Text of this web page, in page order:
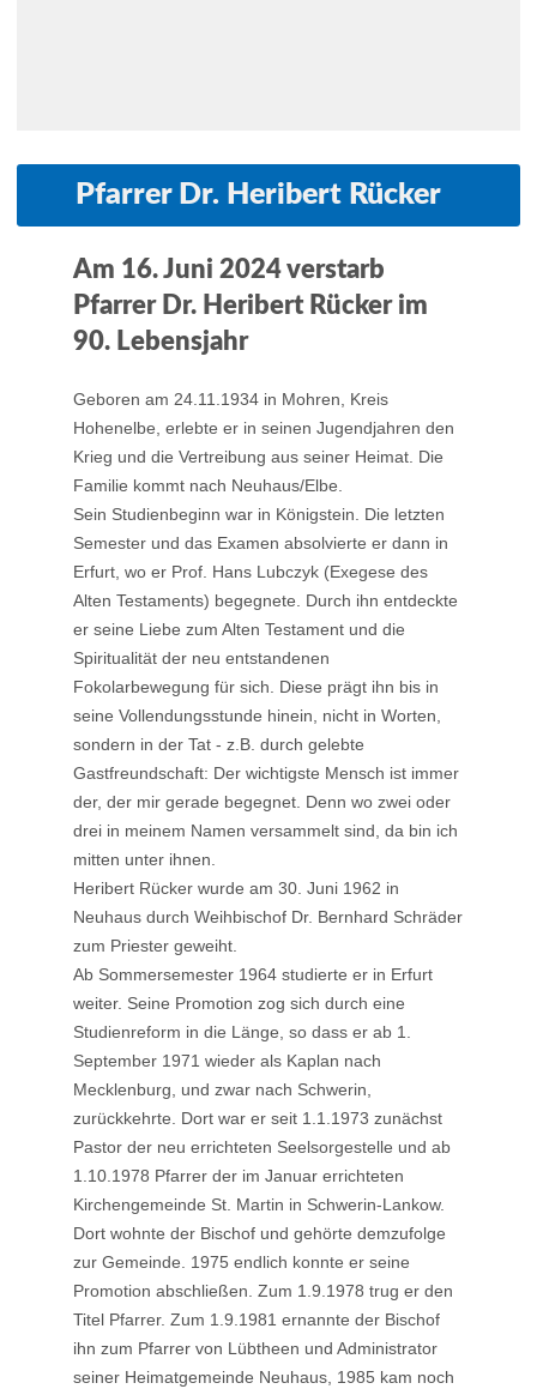
Pfarrer Dr. Heribert Rücker
Am 16. Juni 2024 verstarb
Pfarrer Dr. Heribert Rücker im
90. Lebensjahr
Geboren am 24.11.1934 in Mohren, Kreis
Hohenelbe, erlebte er in seinen Jugendjahren den
Krieg und die Vertreibung aus seiner Heimat. Die
Familie kommt nach Neuhaus/Elbe.
Sein Studienbeginn war in Königstein. Die letzten
Semester und das Examen absolvierte er dann in
Erfurt, wo er Prof. Hans Lubczyk (Exegese des
Alten Testaments) begegnete. Durch ihn entdeckte
er seine Liebe zum Alten Testament und die
Spiritualität der neu entstandenen
Fokolarbewegung für sich. Diese prägt ihn bis in
seine Vollendungsstunde hinein, nicht in Worten,
sondern in der Tat - z.B. durch gelebte
Gastfreundschaft: Der wichtigste Mensch ist immer
der, der mir gerade begegnet. Denn wo zwei oder
drei in meinem Namen versammelt sind, da bin ich
mitten unter ihnen.
Heribert Rücker wurde am 30. Juni 1962 in
Neuhaus durch Weihbischof Dr. Bernhard Schräder
zum Priester geweiht.
Ab Sommersemester 1964 studierte er in Erfurt
weiter. Seine Promotion zog sich durch eine
Studienreform in die Länge, so dass er ab 1.
September 1971 wieder als Kaplan nach
Mecklenburg, und zwar nach Schwerin,
zurückkehrte. Dort war er seit 1.1.1973 zunächst
Pastor der neu errichteten Seelsorgestelle und ab
1.10.1978 Pfarrer der im Januar errichteten
Kirchengemeinde St. Martin in Schwerin-Lankow.
Dort wohnte der Bischof und gehörte demzufolge
zur Gemeinde. 1975 endlich konnte er seine
Promotion abschließen. Zum 1.9.1978 trug er den
Titel Pfarrer. Zum 1.9.1981 ernannte der Bischof
ihn zum Pfarrer von Lübtheen und Administrator
seiner Heimatgemeinde Neuhaus, 1985 kam noch